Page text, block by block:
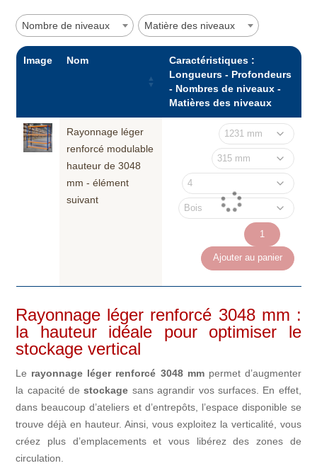
de
3048
Nombre de niveaux Matière des niveaux
Image Nom
Caractéristiques :
Longueurs - Profondeurs
- Nombres de niveaux -
Matières des niveaux
Rayonnage léger
renforcé modulable
hauteur de 3048
mm - élément
suivant
quantité
de
Rayonnage
modulable
hauteur
Ajouter au panier
Rayonnage léger renforcé 3048 mm :
la hauteur idéale pour optimiser le
stockage vertical
Le rayonnage léger renforcé 3048 mmpermet d’augmenter
la capacité destockage sans agrandir vos surfaces. En effet,
dans beaucoup d’ateliers et d’entrepôts, l’espace disponible se
trouve déjà en hauteur. Ainsi, vous exploitez la verticalité, vous
créez plus d’emplacements et vous libérez des zones de
circulation.